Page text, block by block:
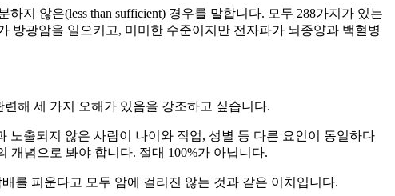
지 않은(less than sufficient) 경우를 말합니다. 모두 288가지가 있는
방광암을 일으키고, 미미한 수준이지만 전자파가 뇌종양과 백혈병
해 세 가지 오해가 있음을 강조하고 싶습니다.
노출되지 않은 사람이 나이와 직업, 성별 등 다른 요인이 동일하다
개념으로 봐야 합니다. 절대 100%가 아닙니다.
를 피운다고 모두 암에 걸리진 않는 것과 같은 이치입니다.